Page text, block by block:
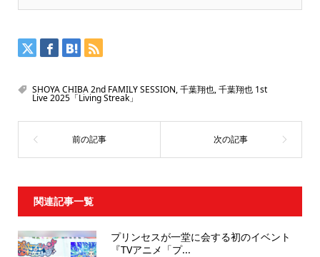
SHOYA CHIBA 2nd FAMILY SESSION,千葉翔也,千葉翔也 1st
Live 2025「Living Streak」
関連記事一覧
プリンセスが一堂に会する初のイベント
『TVアニメ「プ...